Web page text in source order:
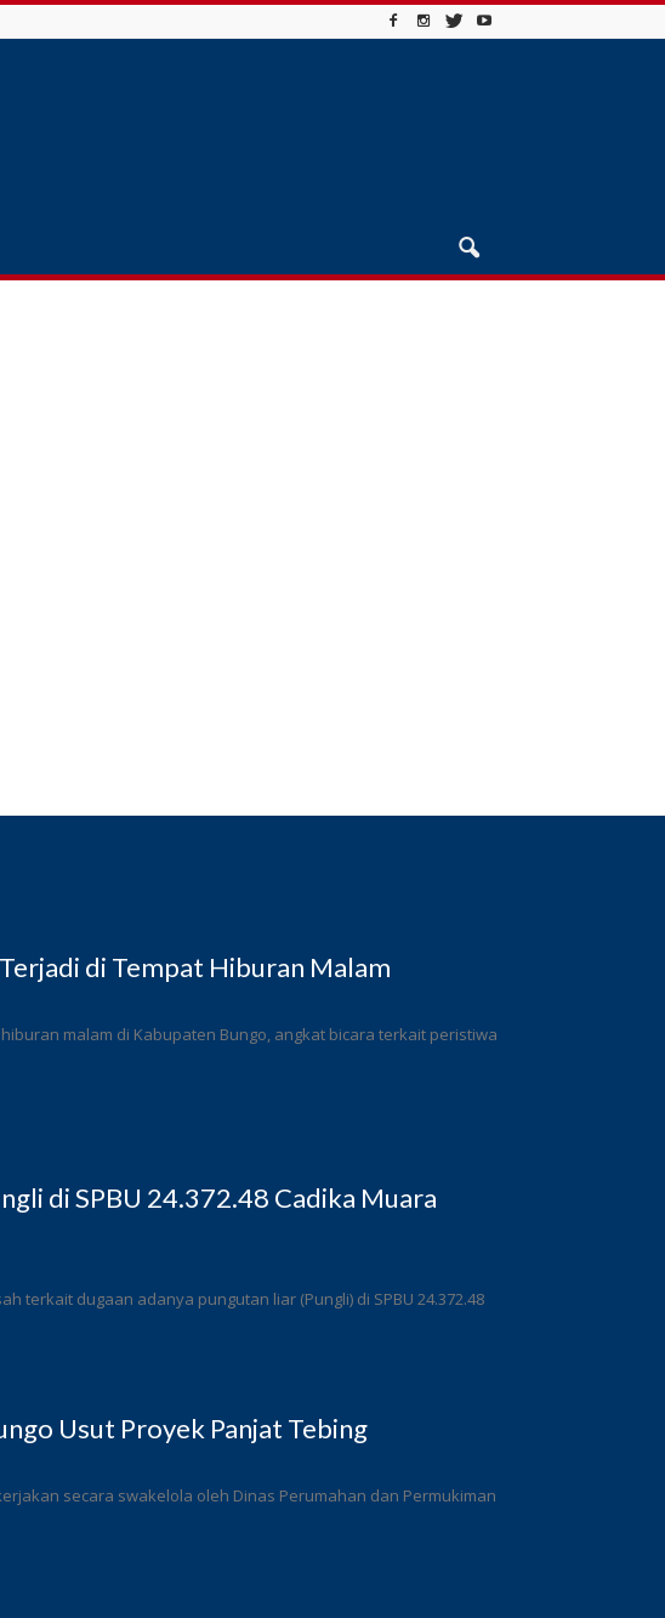
di Tempat Hiburan Malam
hiburan malam di Kabupaten Bungo, angkat bicara terkait peristiwa
di SPBU 24.372.48 Cadika Muara
terkait dugaan adanya pungutan liar (Pungli) di SPBU 24.372.48
Usut Proyek Panjat Tebing
secara swakelola oleh Dinas Perumahan dan Permukiman